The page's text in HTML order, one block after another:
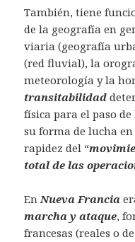
También, tiene
de la geografía en
viaria (geografía
(red fluvial), la
meteorología y la
transitabilidad
física para el paso
su forma de lucha
rapidez del “
total de las
EnNueva Francia
marcha y ataque,
francesas (reales o